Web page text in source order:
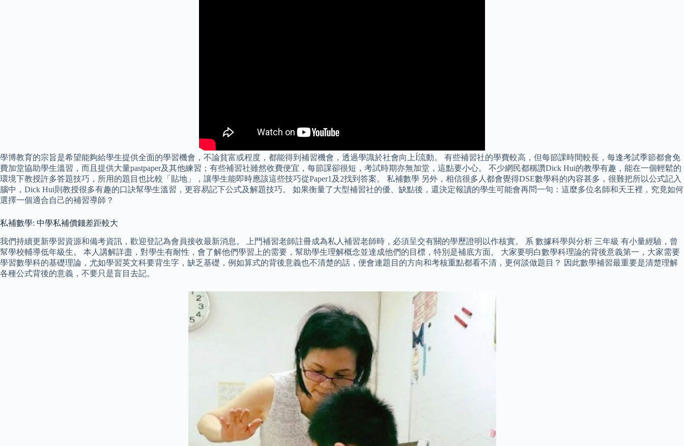
學博教育的宗旨是希望能夠給學生提供全面的學習機會，不論貧富或程度，都能得到補習機會，透過學識於社會向上Í流動。 有些補習社的學費較高，但每節課時間較長，每逢考試季節都會免
費加堂協助學生溫習，而且提供大量pastpaper及其他練習；有些補習社雖然收費便宜，每節課卻很短，考試時期亦無加堂，這點要小心。 不少網民都稱讚Dick Hui的教學有趣，能在一個輕鬆的
環境下教授許多答題技巧，所用的題目也比較「貼地」，讓學生能即時應該這些技巧從Paper1及2找到答案。 私補數學 另外，相信很多人都會覺得DSE數學科的內容甚多，很難把所以公式記入
腦中，Dick Hui則教授很多有趣的口訣幫學生溫習，更容易記下公式及解題技巧。 如果衡量了大型補習社的優、缺點後，還決定報讀的學生可能會再問一句：這麼多位名師和天王裡，究竟如何
選擇一個適合自己的補習導師？
私補數學: 中學私補價錢差距較大
我們持續更新學習資源和備考資訊，歡迎登記為會員接收最新消息。 上門補習老師註冊成為私人補習老師時，必須呈交有關的學歷證明以作核實。 系 數據科學與分析 三年級 有小量經驗，曾
幫學校輔導低年級生。 本人講解詳盡，對學生有耐性，會了解他們學習上的需要，幫助學生理解概念並達成他們的目標，特別是補底方面。 大家要明白數學科理論的背後意義第一，大家需要
學習數學科的基礎理論，尤如學習英文科要背生字，缺乏基礎，例如算式的背後意義也不清楚的話，便會連題目的方向和考核重點都看不清，更何談做題目？ 因此數學補習最重要是清楚理解
各種公式背後的意義，不要只是盲目去記。